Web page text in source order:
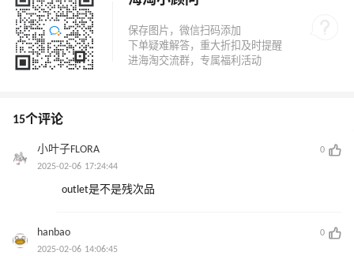
15个评论
小叶子FLORA
0
2025-02-06 17:24:44
outlet是不是残次品
hanbao
0
2025-02-06 14:06:45